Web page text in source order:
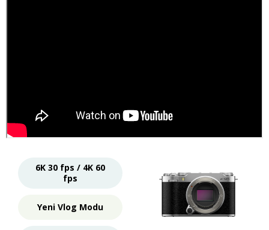
6K 30 fps / 4K 60
fps
Yeni Vlog Modu